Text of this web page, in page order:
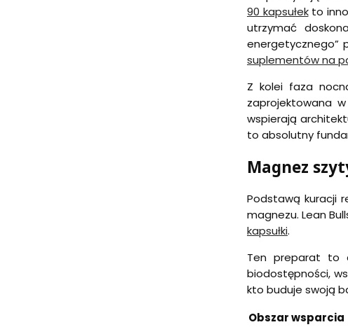
90 kapsułekto
utrzymać
energetycznego”
suplementów na
Z kolei faza
zaprojektowana
wspierają
to absolutny
Magnez
Podstawą kuracji
magnezu. Lean
kapsułki.
Ten preparat to
biodostępności,
kto buduje swoją
Obszar wsparcia